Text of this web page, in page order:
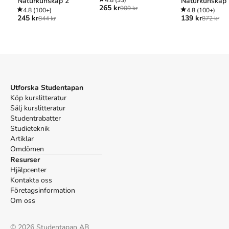
yrkeshögskolan
(1:a uppl.). Pedagogicus Publishing.
Vancouver
4.8 (100+)
245 kr844 kr
265 kr909 kr 4.8 (100+)
139 kr872 kr
Utforska Studentapan
Köp kurslitteratur
Sälj kurslitteratur
Studentrabatter
Studieteknik
Artiklar
Omdömen
Resurser
Hjälpcenter
Kontakta oss
Företagsinformation
Om oss
© 2026 Studentapan AB